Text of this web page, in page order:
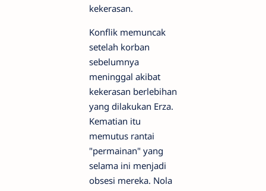
kekerasan.
Konflik memuncak
setelah korban
sebelumnya
meninggal akibat
kekerasan berlebihan
yang dilakukan Erza.
Kematian itu
memutus rantai
"permainan" yang
selama ini menjadi
obsesi mereka. Nola